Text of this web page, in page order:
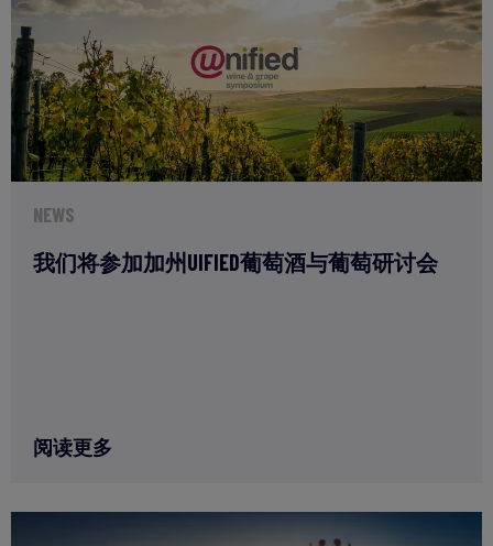
NEWS
我们将参加加州UIFIED葡萄酒与葡萄研讨会
阅读更多